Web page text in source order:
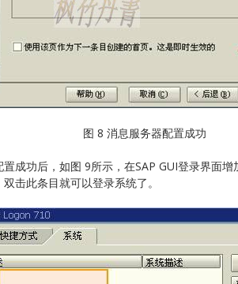
图 8 消息服务器配置成功
成功后，如图 9所示，在SAP GUI登录界面
击此条目就可以登录系统了。